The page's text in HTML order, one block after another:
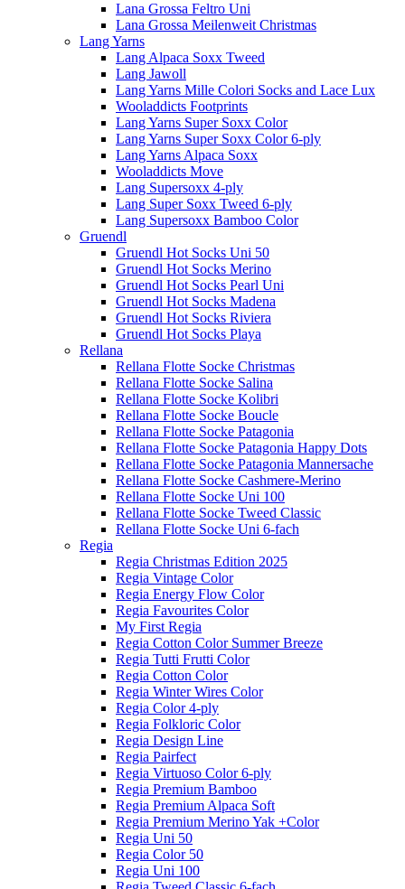
Lana Grossa Feltro Uni
Lana Grossa Meilenweit Christmas
Lang Yarns
Lang Alpaca Soxx Tweed
Lang Jawoll
Lang Yarns Mille Colori Socks and Lace Lux
Wooladdicts Footprints
Lang Yarns Super Soxx Color
Lang Yarns Super Soxx Color 6-ply
Lang Yarns Alpaca Soxx
Wooladdicts Move
Lang Supersoxx 4-ply
Lang Super Soxx Tweed 6-ply
Lang Supersoxx Bamboo Color
Gruendl
Gruendl Hot Socks Uni 50
Gruendl Hot Socks Merino
Gruendl Hot Socks Pearl Uni
Gruendl Hot Socks Madena
Gruendl Hot Socks Riviera
Gruendl Hot Socks Playa
Rellana
Rellana Flotte Socke Christmas
Rellana Flotte Socke Salina
Rellana Flotte Socke Kolibri
Rellana Flotte Socke Boucle
Rellana Flotte Socke Patagonia
Rellana Flotte Socke Patagonia Happy Dots
Rellana Flotte Socke Patagonia Mannersache
Rellana Flotte Socke Cashmere-Merino
Rellana Flotte Socke Uni 100
Rellana Flotte Socke Tweed Classic
Rellana Flotte Socke Uni 6-fach
Regia
Regia Christmas Edition 2025
Regia Vintage Color
Regia Energy Flow Color
Regia Favourites Color
My First Regia
Regia Cotton Color Summer Breeze
Regia Tutti Frutti Color
Regia Cotton Color
Regia Winter Wires Color
Regia Color 4-ply
Regia Folkloric Color
Regia Design Line
Regia Pairfect
Regia Virtuoso Color 6-ply
Regia Premium Bamboo
Regia Premium Alpaca Soft
Regia Premium Merino Yak +Color
Regia Uni 50
Regia Color 50
Regia Uni 100